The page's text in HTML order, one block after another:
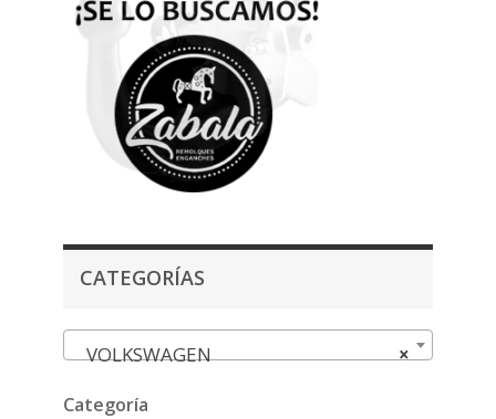
CATEGORÍAS
×
VOLKSWAGEN
Categoría